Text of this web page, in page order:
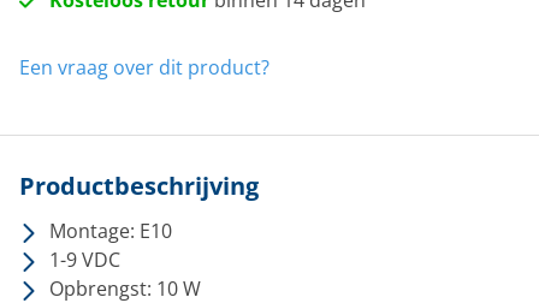
Een vraag over dit product?
Productbeschrijving
Montage: E10
1-9 VDC
Opbrengst: 10 W